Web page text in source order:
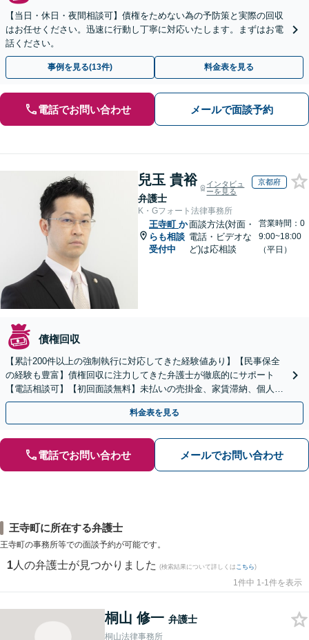
【当日・休日・夜間相談可】債権をためない為の予防策と実際の回収
はお任せください。迅速に行動し丁寧に対応いたします。まずはお電
話ください。
事例を見る(13件) 料金表を見る
電話でお問い合わせ メールで面談予約
兒玉 貴裕
弁護士
インタビュ
ーを見る
京都府
K・Gフォート法律事務所
王寺町 か
らも相談
受付中
面談方法(対面・
電話・ビデオな
ど)は応相談
営業時間：0
9:00~18:00
（平日）
債権回収
【累計200件以上の強制執行に対応してきた経験値あり】【民事保全
の経験も豊富】債権回収に注力してきた弁護士が徹底的にサポート
【電話相談可】【初回面談無料】未払いの売掛金、家賃滞納、個人間
のお金の貸し借りなど【関西エリア対応】
料金表を見る
電話でお問い合わせ メールでお問い合わせ
王寺町に所在する弁護士
王寺町の事務所等での面談予約が可能です。
1 人の弁護士が見つかりました (検索結果について詳しくは こちら)
1件中 1-1件を表示
桐山 修一 弁護士
桐山法律事務所